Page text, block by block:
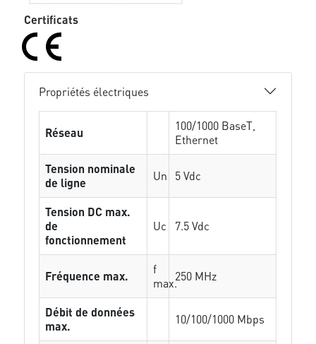
Certificats
Propriétés électriques
Réseau
100/1000 BaseT,
Ethernet
Tension nominale
de ligne
Un 5 Vdc
Tension DC max.
de
fonctionnement
Uc 7.5 Vdc
Fréquence max.
f
max.250 MHz
Débit de données
max.
10/100/1000 Mbps